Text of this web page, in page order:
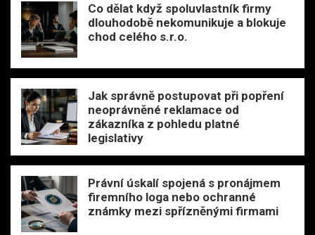
Co dělat když spoluvlastník firmy
dlouhodobě nekomunikuje a blokuje
chod celého s.r.o.
Jak správně postupovat při popření
neoprávněné reklamace od
zákazníka z pohledu platné
legislativy
Právní úskalí spojená s pronájmem
firemního loga nebo ochranné
známky mezi spřízněnými firmami